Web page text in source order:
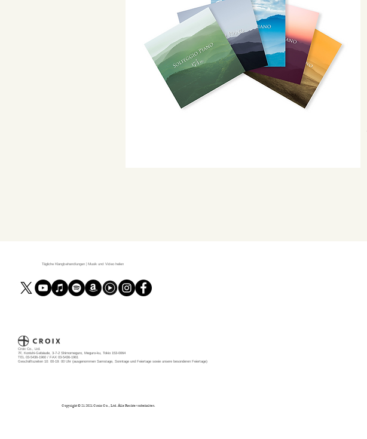
Tägliche Klangbehandlungen | Musik und Video heilen
Croix Co., Ltd.
7F, Konishi-Gebäude, 3-7-2 Shimomeguro, Meguro-ku, Tokio 153-0064
TEL 03-5436-1960 / FAX 03-5436-1961
Geschäftszeiten 10: 00-19: 00 Uhr (ausgenommen Samstage, Sonntage und Feiertage sowie unsere besonderen Feiertage)
Copyright © 21 2021 Croix Co., Ltd. Alle Rechte vorbehalten.